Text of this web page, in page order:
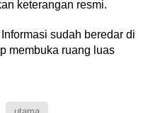
keterangan resmi.
sudah beredar di
membuka ruang luas